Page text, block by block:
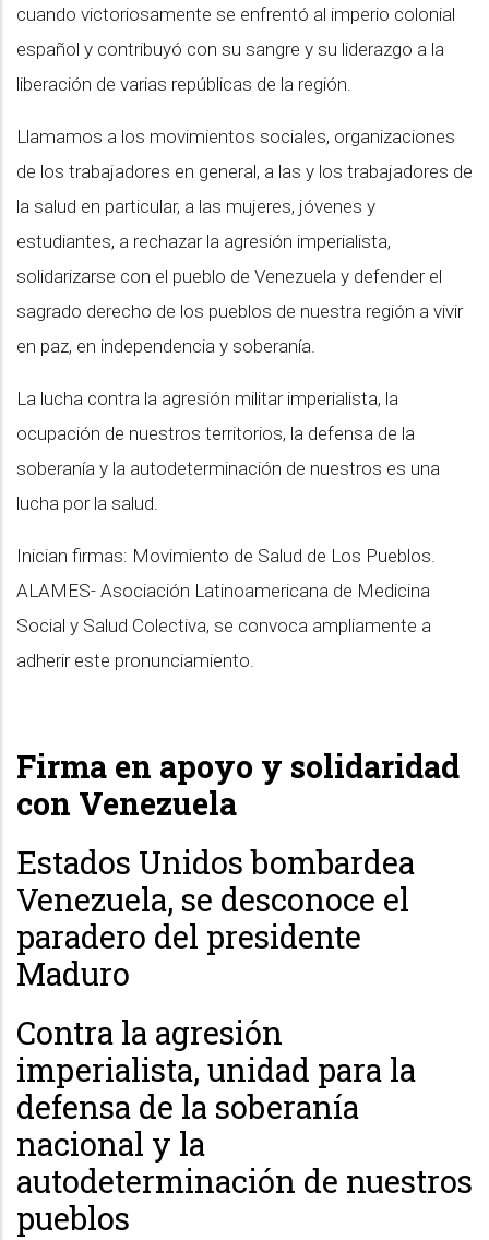
cuando victoriosamente se enfrentó al imperio colonial
español y contribuyó con su sangre y su liderazgo a la
liberación de varias repúblicas de la región.
Llamamos a los movimientos sociales, organizaciones
de los trabajadores en general, a las y los trabajadores de
la salud en particular, a las mujeres, jóvenes y
estudiantes, a rechazar la agresión imperialista,
solidarizarse con el pueblo de Venezuela y defender el
sagrado derecho de los pueblos de nuestra región a vivir
en paz, en independencia y soberanía.
La lucha contra la agresión militar imperialista, la
ocupación de nuestros territorios, la defensa de la
soberanía y la autodeterminación de nuestros es una
lucha por la salud.
Inician firmas: Movimiento de Salud de Los Pueblos.
ALAMES- Asociación Latinoamericana de Medicina
Social y Salud Colectiva, se convoca ampliamente a
adherir este pronunciamiento.
Firma en apoyo y solidaridad
con Venezuela
Estados Unidos bombardea
Venezuela, se desconoce el
paradero del presidente
Maduro
Contra la agresión
imperialista, unidad para la
defensa de la soberanía
nacional y la
autodeterminación de nuestros
pueblos